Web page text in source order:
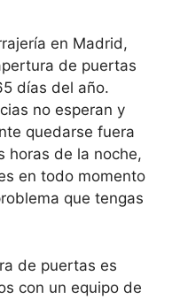
en Madrid,
de puertas
días del año.
no esperan y
quedarse fuera
horas de la noche,
en todo momento
que tengas
de puertas es
con un equipo de